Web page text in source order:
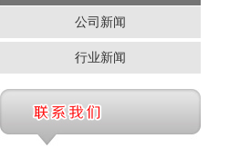
公司新闻
行业新闻